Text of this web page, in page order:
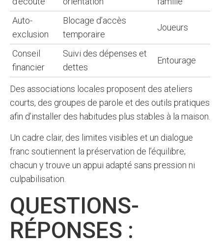
Auto-
exclusion
Blocage d’accès
temporaire
Joueurs
Conseil
financier
Suivi des dépenses et
dettes
Entourage
Des associations locales proposent des ateliers
courts, des groupes de parole et des outils pratiques
afin d’installer des habitudes plus stables à la maison.
Un cadre clair, des limites visibles et un dialogue
franc soutiennent la préservation de l’équilibre;
chacun y trouve un appui adapté sans pression ni
culpabilisation.
QUESTIONS-
RÉPONSES :